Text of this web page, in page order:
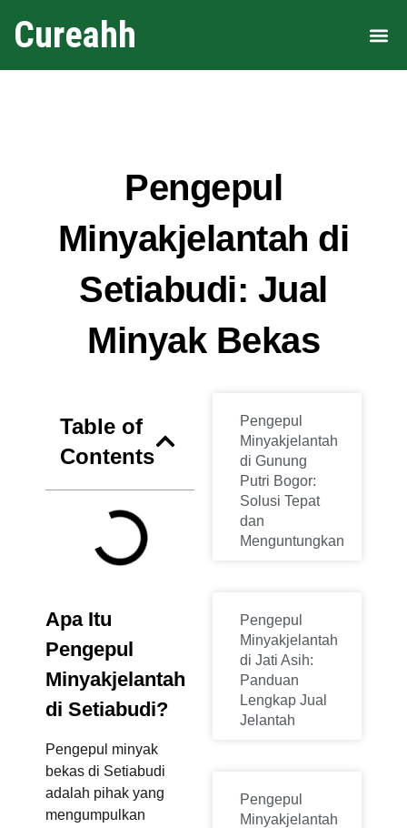
Cureahh
Pengepul
Minyakjelantah di
Setiabudi: Jual
Minyak Bekas
Table of
Contents
Apa Itu
Pengepul
Minyakjelantah
di Setiabudi?
Pengepul minyak
bekas di Setiabudi
adalah pihak yang
mengumpulkan
Pengepul
Minyakjelantah
di Gunung
Putri Bogor:
Solusi Tepat
dan
Menguntungkan
Pengepul
Minyakjelantah
di Jati Asih:
Panduan
Lengkap Jual
Jelantah
Pengepul
Minyakjelantah